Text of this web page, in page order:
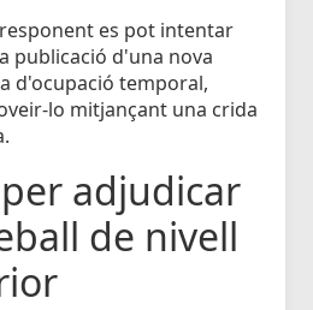
es pot intentar
publicació d'una nova
d'ocupació temporal,
lo mitjançant una crida
adjudicar
de nivell